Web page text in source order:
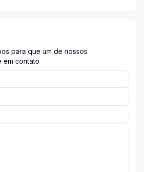
para que um de nossos
em contato